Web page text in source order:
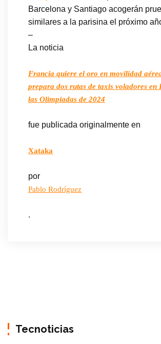
Barcelona y Santiago acogerán
similares a la parisina el próximo
–
La noticia
Francia quiere el oro en movilidad
prepara dos rutas de taxis voladores en
las Olimpiadas de 2024
fue publicada originalmente en
Xataka
por
Pablo Rodríguez
.
Tecnoticias